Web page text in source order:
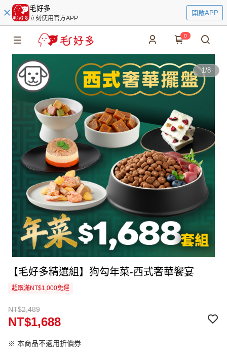
毛好多
立刻使用官方APP
開啟APP
0
1/8
【毛好多精選組】狗勾年菜-西式奢華饗宴
超取滿NT$1,000免運
NT$2,489
NT$1,688
※ 本商品不適用折價券